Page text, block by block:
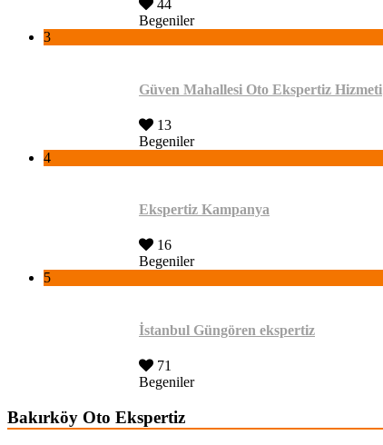
44
Begeniler
3
Güven Mahallesi Oto Ekspertiz Hizmeti
13
Begeniler
4
Ekspertiz Kampanya
16
Begeniler
5
İstanbul Güngören ekspertiz
71
Begeniler
Bakırköy Oto Ekspertiz